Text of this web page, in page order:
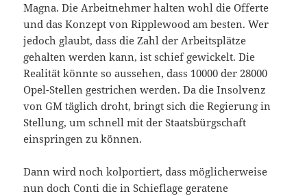
Magna. Die Arbeitnehmer halten wohl die Offerte
und das Konzept von Ripplewood am besten. Wer
jedoch glaubt, dass die Zahl der Arbeitsplätze
gehalten werden kann, ist schief gewickelt. Die
Realität könnte so aussehen, dass 10000 der 28000
Opel-Stellen gestrichen werden. Da die Insolvenz
von GM täglich droht, bringt sich die Regierung in
Stellung, um schnell mit der Staatsbürgschaft
einspringen zu können.
Dann wird noch kolportiert, dass möglicherweise
nun doch Conti die in Schieflage geratene